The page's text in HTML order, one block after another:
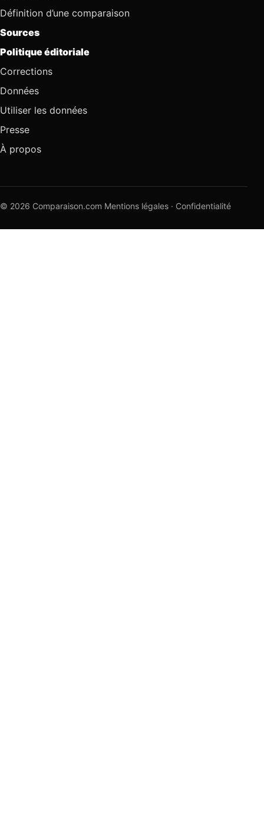
Définition d’une comparaison
Sources
Politique éditoriale
Corrections
Données
Utiliser les données
Presse
À propos
© 2026 Comparaison.com Mentions légales · Confidentialité